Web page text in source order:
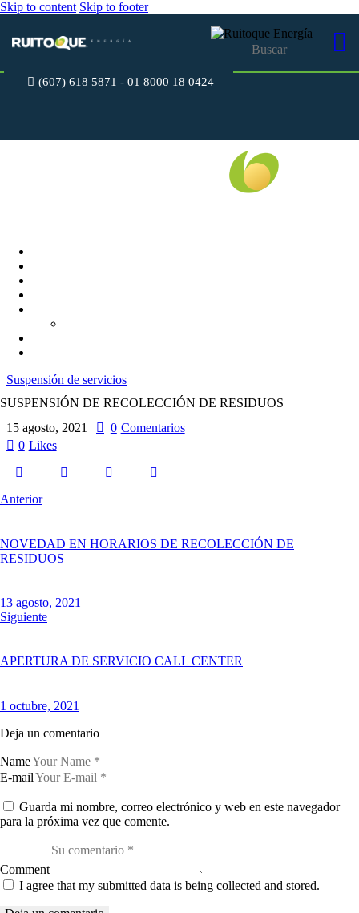
Skip to content Skip to footer
(607) 618 5871 - 01 8000 18 0424
Suspensión de servicios
SUSPENSIÓN DE RECOLECCIÓN DE RESIDUOS
15 agosto, 2021
0 Comentarios
0 Likes
Anterior
NOVEDAD EN HORARIOS DE RECOLECCIÓN DE
RESIDUOS
13 agosto, 2021
Siguiente
APERTURA DE SERVICIO CALL CENTER
1 octubre, 2021
Deja un comentario
Name
E-mail
Guarda mi nombre, correo electrónico y web en este navegador
para la próxima vez que comente.
Comment
I agree that my submitted data is being collected and stored.